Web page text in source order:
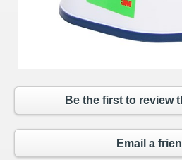
Be the first to review
Email a